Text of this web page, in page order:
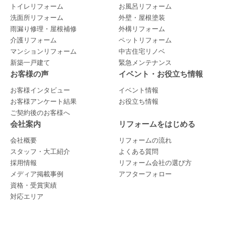
トイレリフォーム
お風呂リフォーム
洗面所リフォーム
外壁・屋根塗装
雨漏り修理・屋根補修
外構リフォーム
介護リフォーム
ペットリフォーム
マンションリフォーム
中古住宅リノベ
新築一戸建て
緊急メンテナンス
お客様の声
お客様インタビュー
お客様アンケート結果
ご契約後のお客様へ
イベント・お役立ち情報
イベント情報
お役立ち情報
会社案内
会社概要
スタッフ・大工紹介
採用情報
メディア掲載事例
資格・受賞実績
対応エリア
リフォームをはじめる
リフォームの流れ
よくある質問
リフォーム会社の選び方
アフターフォロー